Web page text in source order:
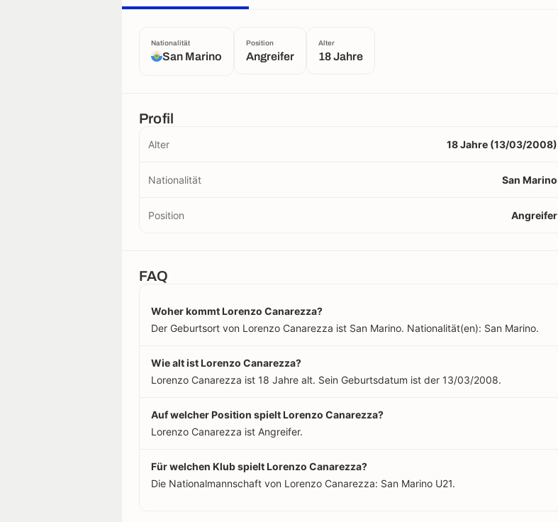
Nationalität
San Marino
Position
Angreifer
Alter
18 Jahre
Profil
Alter 18 Jahre (13/03/2008)
Nationalität San Marino
Position Angreifer
FAQ
Woher kommt Lorenzo Canarezza?
Der Geburtsort von Lorenzo Canarezza ist San Marino. Nationalität(en): San Marino.
Wie alt ist Lorenzo Canarezza?
Lorenzo Canarezza ist 18 Jahre alt. Sein Geburtsdatum ist der 13/03/2008.
Auf welcher Position spielt Lorenzo Canarezza?
Lorenzo Canarezza ist Angreifer.
Für welchen Klub spielt Lorenzo Canarezza?
Die Nationalmannschaft von Lorenzo Canarezza: San Marino U21.